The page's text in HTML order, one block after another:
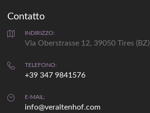
Contatto
INDIRIZZO:
Via Oberstrasse 12, 39050 Tires (BZ)
TELEFONO:
+39 347 9841576
E-MAIL:
info@veraltenhof.com